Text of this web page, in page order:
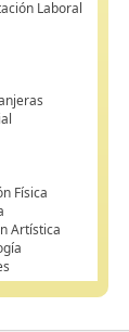
Laboral
Física
Artística